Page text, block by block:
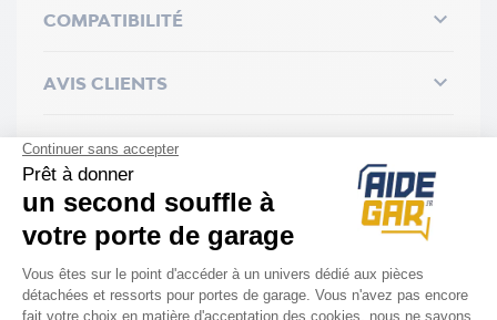
COMPATIBILITÉ 
AVIS CLIENTS 
Assistance Diagnostic & installation
Installation rapide et facile